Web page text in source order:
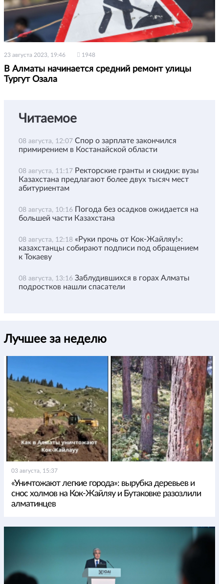
23 августа 2023, 19:46 1948
В Алматы начинается средний ремонт улицы
Тургут Озала
Читаемое
08 августа, 12:07 Спор о зарплате закончился
примирением в Костанайской области
08 августа, 11:17 Ректорские гранты и скидки: вузы
Казахстана предлагают более двух тысяч мест
абитуриентам
08 августа, 10:16 Погода без осадков ожидается на
большей части Казахстана
08 августа, 12:18 «Руки прочь от Кок-Жайляу!»:
казахстанцы собирают подписи под обращением
к Токаеву
08 августа, 13:16 Заблудившихся в горах Алматы
подростков нашли спасатели
Лучшее за неделю
03 августа, 15:37
«Уничтожают легкие города»: вырубка деревьев и
снос холмов на Кок-Жайляу и Бутаковке разозлили
алматинцев